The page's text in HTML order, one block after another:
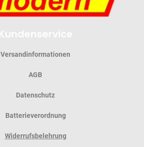
Versandinformationen
AGB
Datenschutz
Batterieverordnung
Widerrufsbelehrung